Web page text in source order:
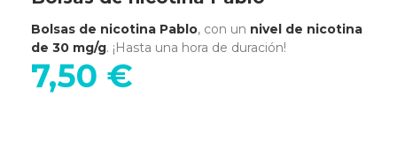
Bolsas de nicotina Pablo, con un nivel de nicotina
de 30 mg/g. ¡Hasta una hora de duración!
7,50 €